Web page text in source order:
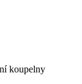
koupelny